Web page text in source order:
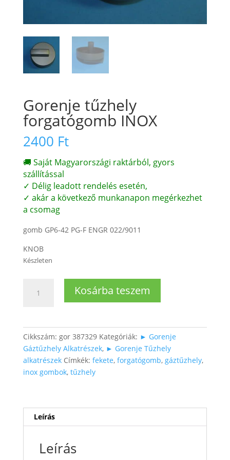
Gorenje tűzhely
forgatógomb INOX
2400 Ft
🚚 Saját Magyarországi raktárból, gyors
szállítással
✓ Délig leadott rendelés esetén,
✓ akár a következő munkanapon megérkezhet
a csomag
gomb GP6-42 PG-F ENGR 022/9011
KNOB
Készleten
tűzhely
mennyiség
Kosárba teszem
Cikkszám: gor 387329 Kategóriák: ► Gorenje
Gáztűzhely Alkatrészek, ► Gorenje Tűzhely
alkatrészek Címkék: fekete, forgatógomb, gáztűzhely,
inox gombok, tűzhely
Leírás
Leírás